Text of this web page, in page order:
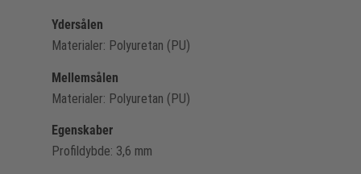
Ydersålen
Materialer: Polyuretan (PU)
Mellemsålen
Materialer: Polyuretan (PU)
Egenskaber
Profildybde: 3,6 mm